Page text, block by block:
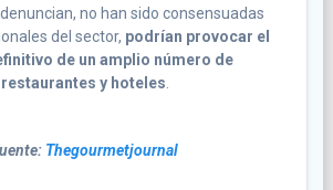
no han sido consensuadas
del sector, podrían provocar el
de un amplio número de
restaurantes y hoteles
Thegourmetjournal